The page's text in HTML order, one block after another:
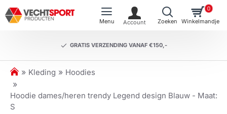
GRATIS VERZENDING VANAF €150,-
0
h
m
Kleding Hoodies
Hoodie dames/heren trendy Legend design Blauw - Maat:
S